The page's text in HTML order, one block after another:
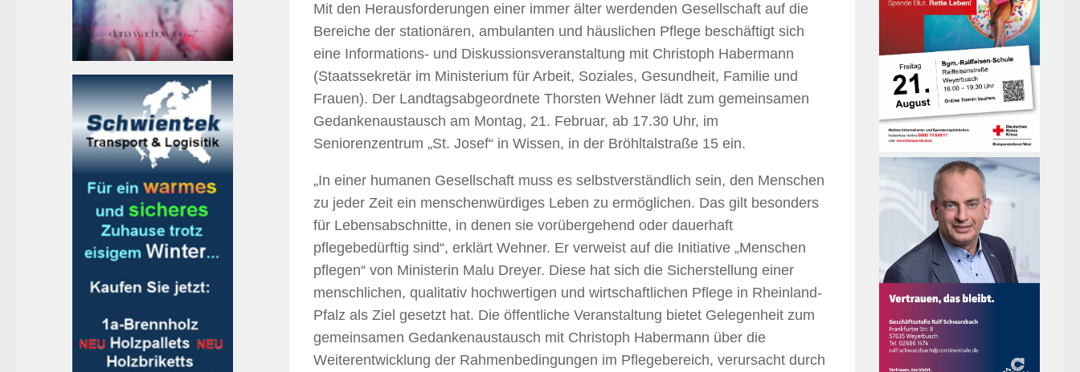
Mit den Herausforderungen einer immer älter werdenden Gesellschaft auf die
Bereiche der stationären, ambulanten und häuslichen Pflege beschäftigt sich
eine Informations- und Diskussionsveranstaltung mit Christoph Habermann
(Staatssekretär im Ministerium für Arbeit, Soziales, Gesundheit, Familie und
Frauen). Der Landtagsabgeordnete Thorsten Wehner lädt zum gemeinsamen
Gedankenaustausch am Montag, 21. Februar, ab 17.30 Uhr, im
Seniorenzentrum „St. Josef“ in Wissen, in der Bröhltalstraße 15 ein.
„In einer humanen Gesellschaft muss es selbstverständlich sein, den Menschen
zu jeder Zeit ein menschenwürdiges Leben zu ermöglichen. Das gilt besonders
für Lebensabschnitte, in denen sie vorübergehend oder dauerhaft
pflegebedürftig sind“, erklärt Wehner. Er verweist auf die Initiative „Menschen
pflegen“ von Ministerin Malu Dreyer. Diese hat sich die Sicherstellung einer
menschlichen, qualitativ hochwertigen und wirtschaftlichen Pflege in Rheinland-
Pfalz als Ziel gesetzt hat. Die öffentliche Veranstaltung bietet Gelegenheit zum
gemeinsamen Gedankenaustausch mit Christoph Habermann über die
Weiterentwicklung der Rahmenbedingungen im Pflegebereich, verursacht durch